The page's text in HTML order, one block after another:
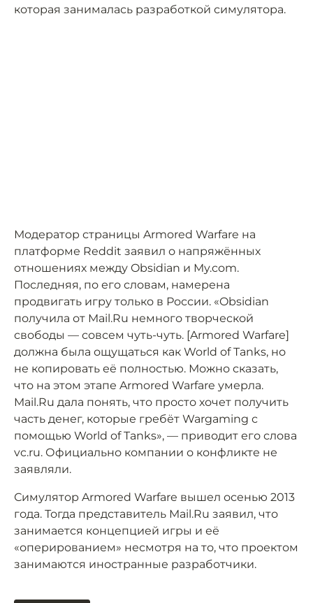
которая занималась разработкой симулятора.
Модератор страницы Armored Warfare на
платформе Reddit заявил о напряжённых
отношениях между Obsidian и My.com.
Последняя, по его словам, намерена
продвигать игру только в России. «Obsidian
получила от Mail.Ru немного творческой
свободы — совсем чуть-чуть. [Armored Warfare]
должна была ощущаться как World of Tanks, но
не копировать её полностью. Можно сказать,
что на этом этапе Armored Warfare умерла.
Mail.Ru дала понять, что просто хочет получить
часть денег, которые гребёт Wargaming с
помощью World of Tanks», — приводит его слова
vc.ru. Официально компании о конфликте не
заявляли.
Симулятор Armored Warfare вышел осенью 2013
года. Тогда представитель Mail.Ru заявил, что
занимается концепцией игры и её
«оперированием» несмотря на то, что проектом
занимаются иностранные разработчики.